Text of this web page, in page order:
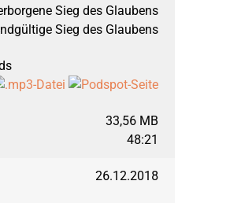
Fragen
Inside BEG
2021
1. Mose
Osterpredigten
März 2026:
Fragen & Anregungen
Sieg des Glaubens
Sieg des Glaubens
33,56 MB
48:21
26.12.2018